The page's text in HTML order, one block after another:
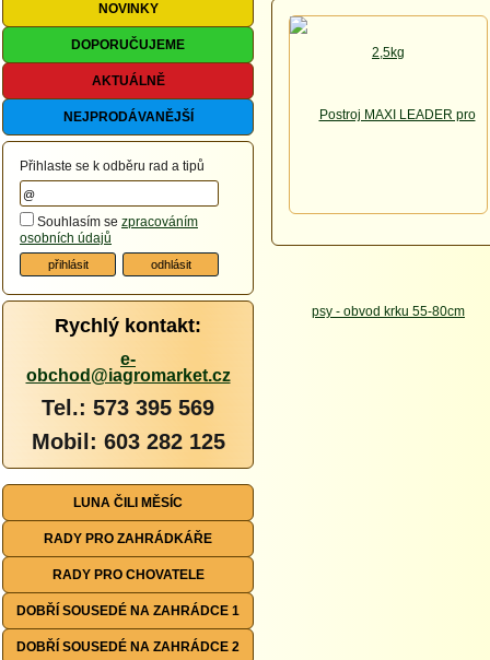
NOVINKY
DOPORUČUJEME
AKTUÁLNĚ
NEJPRODÁVANĚJŠÍ
Přihlaste se k odběru rad a tipů
Souhlasím se zpracováním
osobních údajů
Rychlý kontakt:
e-
obchod@iagromarket.cz
Tel.: 573 395 569
Mobil: 603 282 125
LUNA ČILI MĚSÍC
RADY PRO ZAHRÁDKÁŘE
RADY PRO CHOVATELE
DOBŘÍ SOUSEDÉ NA ZAHRÁDCE 1
DOBŘÍ SOUSEDÉ NA ZAHRÁDCE 2